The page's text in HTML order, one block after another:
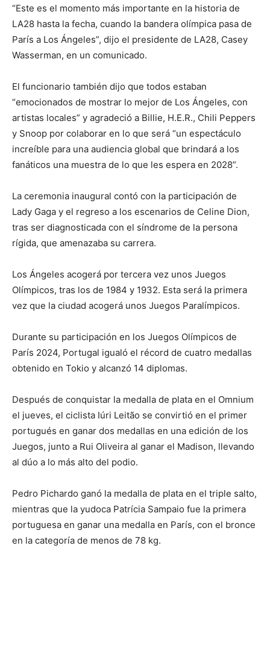
“Este es el momento más importante en la historia de
LA28 hasta la fecha, cuando la bandera olímpica pasa de
París a Los Ángeles”, dijo el presidente de LA28, Casey
Wasserman, en un comunicado.
El funcionario también dijo que todos estaban
“emocionados de mostrar lo mejor de Los Ángeles, con
artistas locales” y agradeció a Billie, H.E.R., Chili Peppers
y Snoop por colaborar en lo que será “un espectáculo
increíble para una audiencia global que brindará a los
fanáticos una muestra de lo que les espera en 2028”.
La ceremonia inaugural contó con la participación de
Lady Gaga y el regreso a los escenarios de Celine Dion,
tras ser diagnosticada con el síndrome de la persona
rígida, que amenazaba su carrera.
Los Ángeles acogerá por tercera vez unos Juegos
Olímpicos, tras los de 1984 y 1932. Esta será la primera
vez que la ciudad acogerá unos Juegos Paralímpicos.
Durante su participación en los Juegos Olímpicos de
París 2024, Portugal igualó el récord de cuatro medallas
obtenido en Tokio y alcanzó 14 diplomas.
Después de conquistar la medalla de plata en el Omnium
el jueves, el ciclista Iúri Leitão se convirtió en el primer
portugués en ganar dos medallas en una edición de los
Juegos, junto a Rui Oliveira al ganar el Madison, llevando
al dúo a lo más alto del podio.
Pedro Pichardo ganó la medalla de plata en el triple salto,
mientras que la yudoca Patrícia Sampaio fue la primera
portuguesa en ganar una medalla en París, con el bronce
en la categoría de menos de 78 kg.